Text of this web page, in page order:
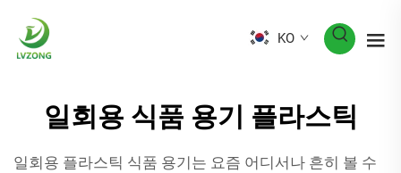
KO
일회용 식품 용기 플라스틱
일회용 플라스틱 식품 용기는 요즘 어디서나 흔히 볼 수